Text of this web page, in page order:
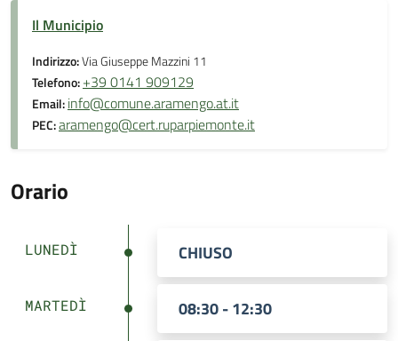
Il Municipio
Indirizzo:Via Giuseppe Mazzini 11
Telefono:+39 0141 909129
Email:info@comune.aramengo.at.it
PEC:aramengo@cert.ruparpiemonte.it
Orario
LUNEDÌ CHIUSO
MARTEDÌ 08:30 - 12:30